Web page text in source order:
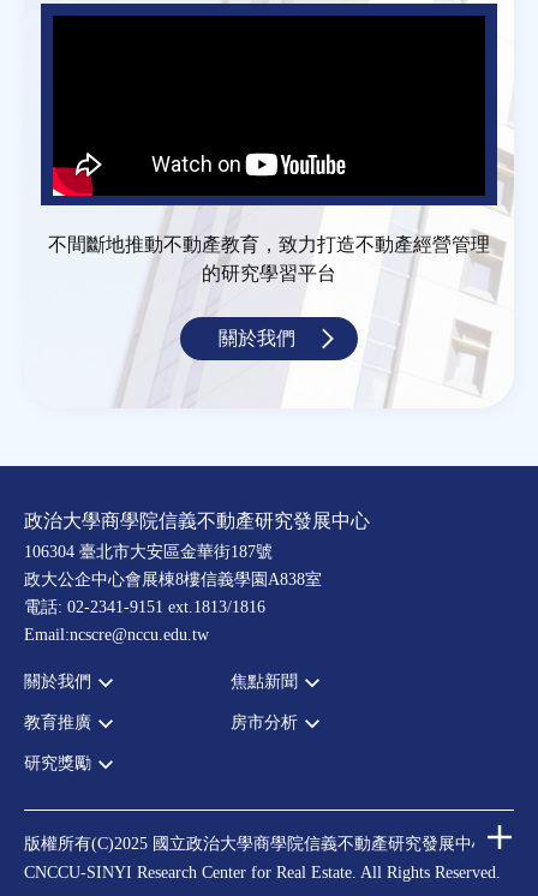
不間斷地推動不動產教育，致力打造不動產經營管理
的研究學習平台
關於我們
政治大學商學院信義不動產研究發展中心
106304 臺北市大安區金華街187號
政大公企中心會展棟8樓信義學園A838室
電話: 02-2341-9151 ext.1813/1816
Email:ncscre@nccu.edu.tw
關於我們
宗旨願景
設置辦法
指導委員
中心成員
聯絡我們
焦點新聞
全部新聞
法律新訊
教育推廣
全部活動
理財規劃講座
不動產學程支援
房市分析
研究獎勵
住宅學會論文獎支援
都市計劃學會論文獎支援
版權所有(C)2025 國立政治大學商學院信義不動產研究發展中心
CNCCU-SINYI Research Center for Real Estate. All Rights Reserved.